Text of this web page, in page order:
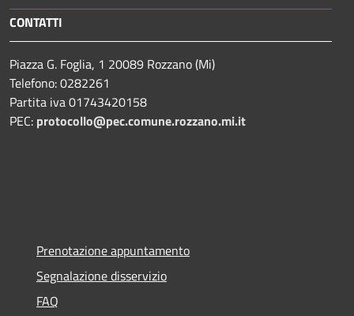
CONTATTI
Piazza G. Foglia, 1 20089 Rozzano (Mi)
Telefono: 0282261
Partita iva 01743420158
PEC: protocollo@pec.comune.rozzano.mi.it
Prenotazione appuntamento
Segnalazione disservizio
FAQ